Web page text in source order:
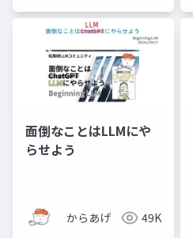
面倒なことはLLMにや
らせよう
からあげ 49K